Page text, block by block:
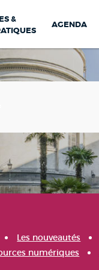
&
AGENDA
Les nouveautés
numériques